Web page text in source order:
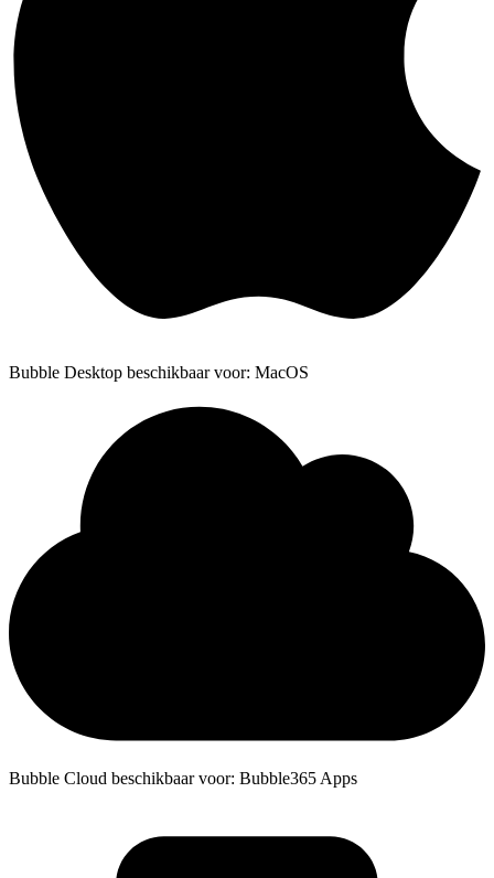
Bubble Desktop beschikbaar voor: MacOS
Bubble Cloud beschikbaar voor: Bubble365 Apps